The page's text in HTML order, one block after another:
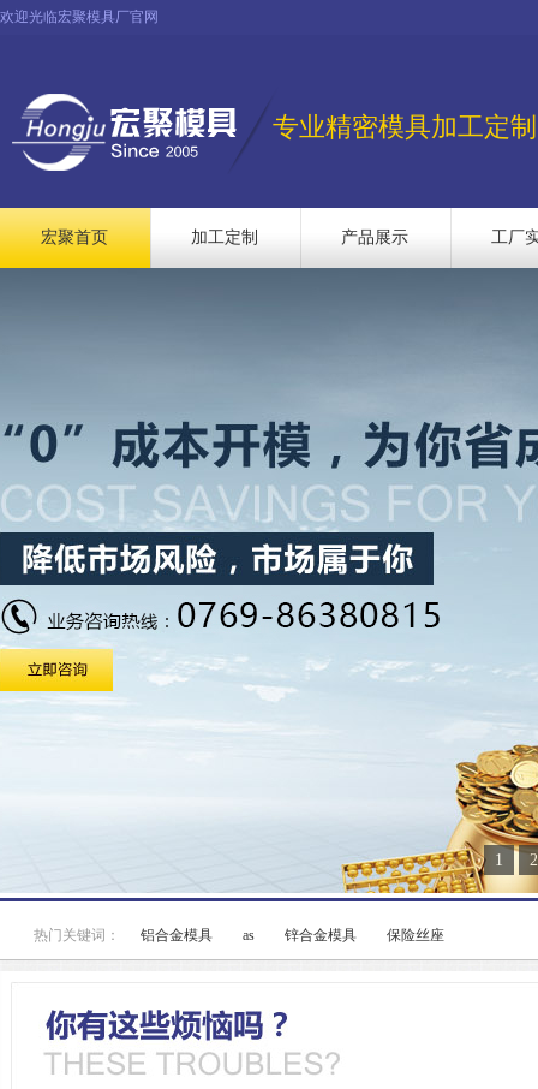
欢迎光临宏聚模具厂官网
专业精密模具加工定制
宏聚首页 加工定制 产品展示 工厂
1 2
热门关键词： 铝合金模具 as 锌合金模具 保险丝座